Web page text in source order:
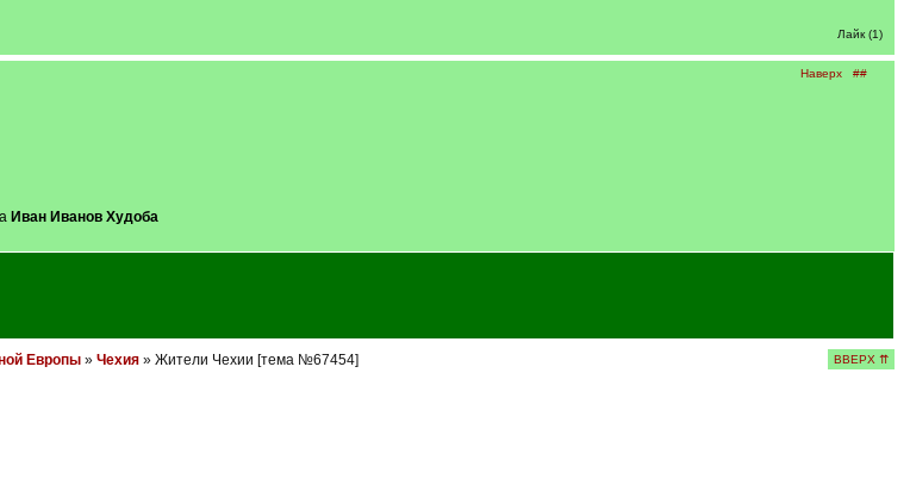
Лайк (1)
Наверх ##
Иван Иванов Худоба
Европы» Чехия» Жители Чехии [тема №67454] ВВЕРХ ⇈